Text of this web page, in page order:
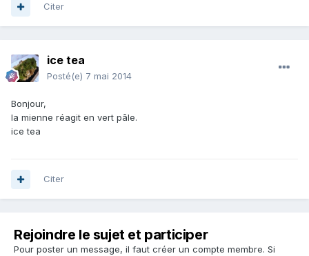
Citer
ice tea
Posté(e) 7 mai 2014
Bonjour,
la mienne réagit en vert pâle.
ice tea
Citer
Rejoindre le sujet et participer
Pour poster un message, il faut créer un compte membre. Si